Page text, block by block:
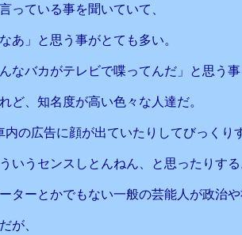
っている事を聞いていて、
あ」と思う事がとても多い。
なバカがテレビで喋ってんだ」と思う事
ど、知名度が高い色々な人達だ。
の広告に顔が出ていたりしてびっくり
いうセンスしとんねん、と思ったりする
ターとかでもない一般の芸能人が政治
が、